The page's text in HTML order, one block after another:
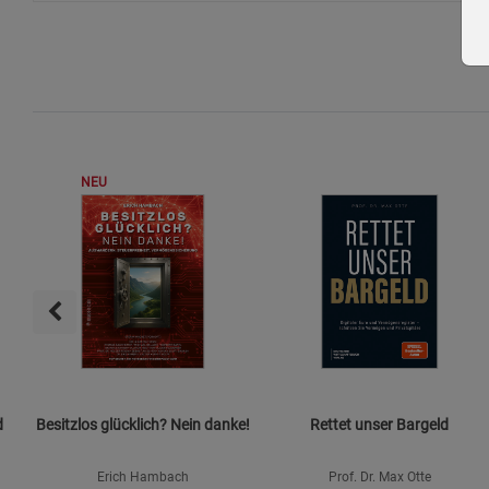
NEU
Besitzlos glücklich? Nein danke!
Erich Hambach
Rettet unser Bargeld
Prof. Dr. Max Otte